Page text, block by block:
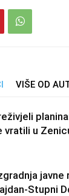
VIŠE OD
vratili u
Stupni